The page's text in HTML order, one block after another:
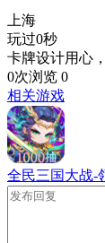
上海
玩过0秒
卡牌设计用心
0次浏览 0
相关游戏
全民三国大战-